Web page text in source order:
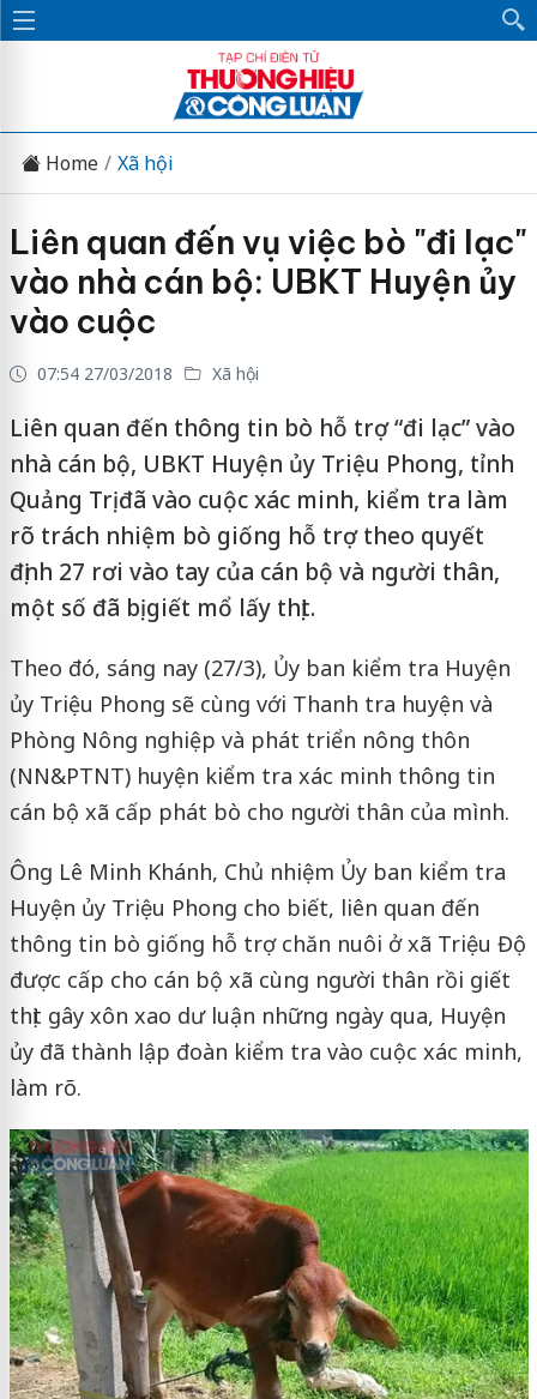
Home Xã hội
Liên quan đến vụ việc bò "đi lạc"
vào nhà cán bộ: UBKT Huyện ủy
vào cuộc
07:54 27/03/2018 Xã hội
Liên quan đến thông tin bò hỗ trợ “đi lạc” vào
nhà cán bộ, UBKT Huyện ủy Triệu Phong, tỉnh
Quảng Trị đã vào cuộc xác minh, kiểm tra làm
rõ trách nhiệm bò giống hỗ trợ theo quyết
định 27 rơi vào tay của cán bộ và người thân,
một số đã bị giết mổ lấy thịt.
Theo đó, sáng nay (27/3), Ủy ban kiểm tra Huyện
ủy Triệu Phong sẽ cùng với Thanh tra huyện và
Phòng Nông nghiệp và phát triển nông thôn
(NN&PTNT) huyện kiểm tra xác minh thông tin
cán bộ xã cấp phát bò cho người thân của mình.
Ông Lê Minh Khánh, Chủ nhiệm Ủy ban kiểm tra
Huyện ủy Triệu Phong cho biết, liên quan đến
thông tin bò giống hỗ trợ chăn nuôi ở xã Triệu Độ
được cấp cho cán bộ xã cùng người thân rồi giết
thịt gây xôn xao dư luận những ngày qua, Huyện
ủy đã thành lập đoàn kiểm tra vào cuộc xác minh,
làm rõ.